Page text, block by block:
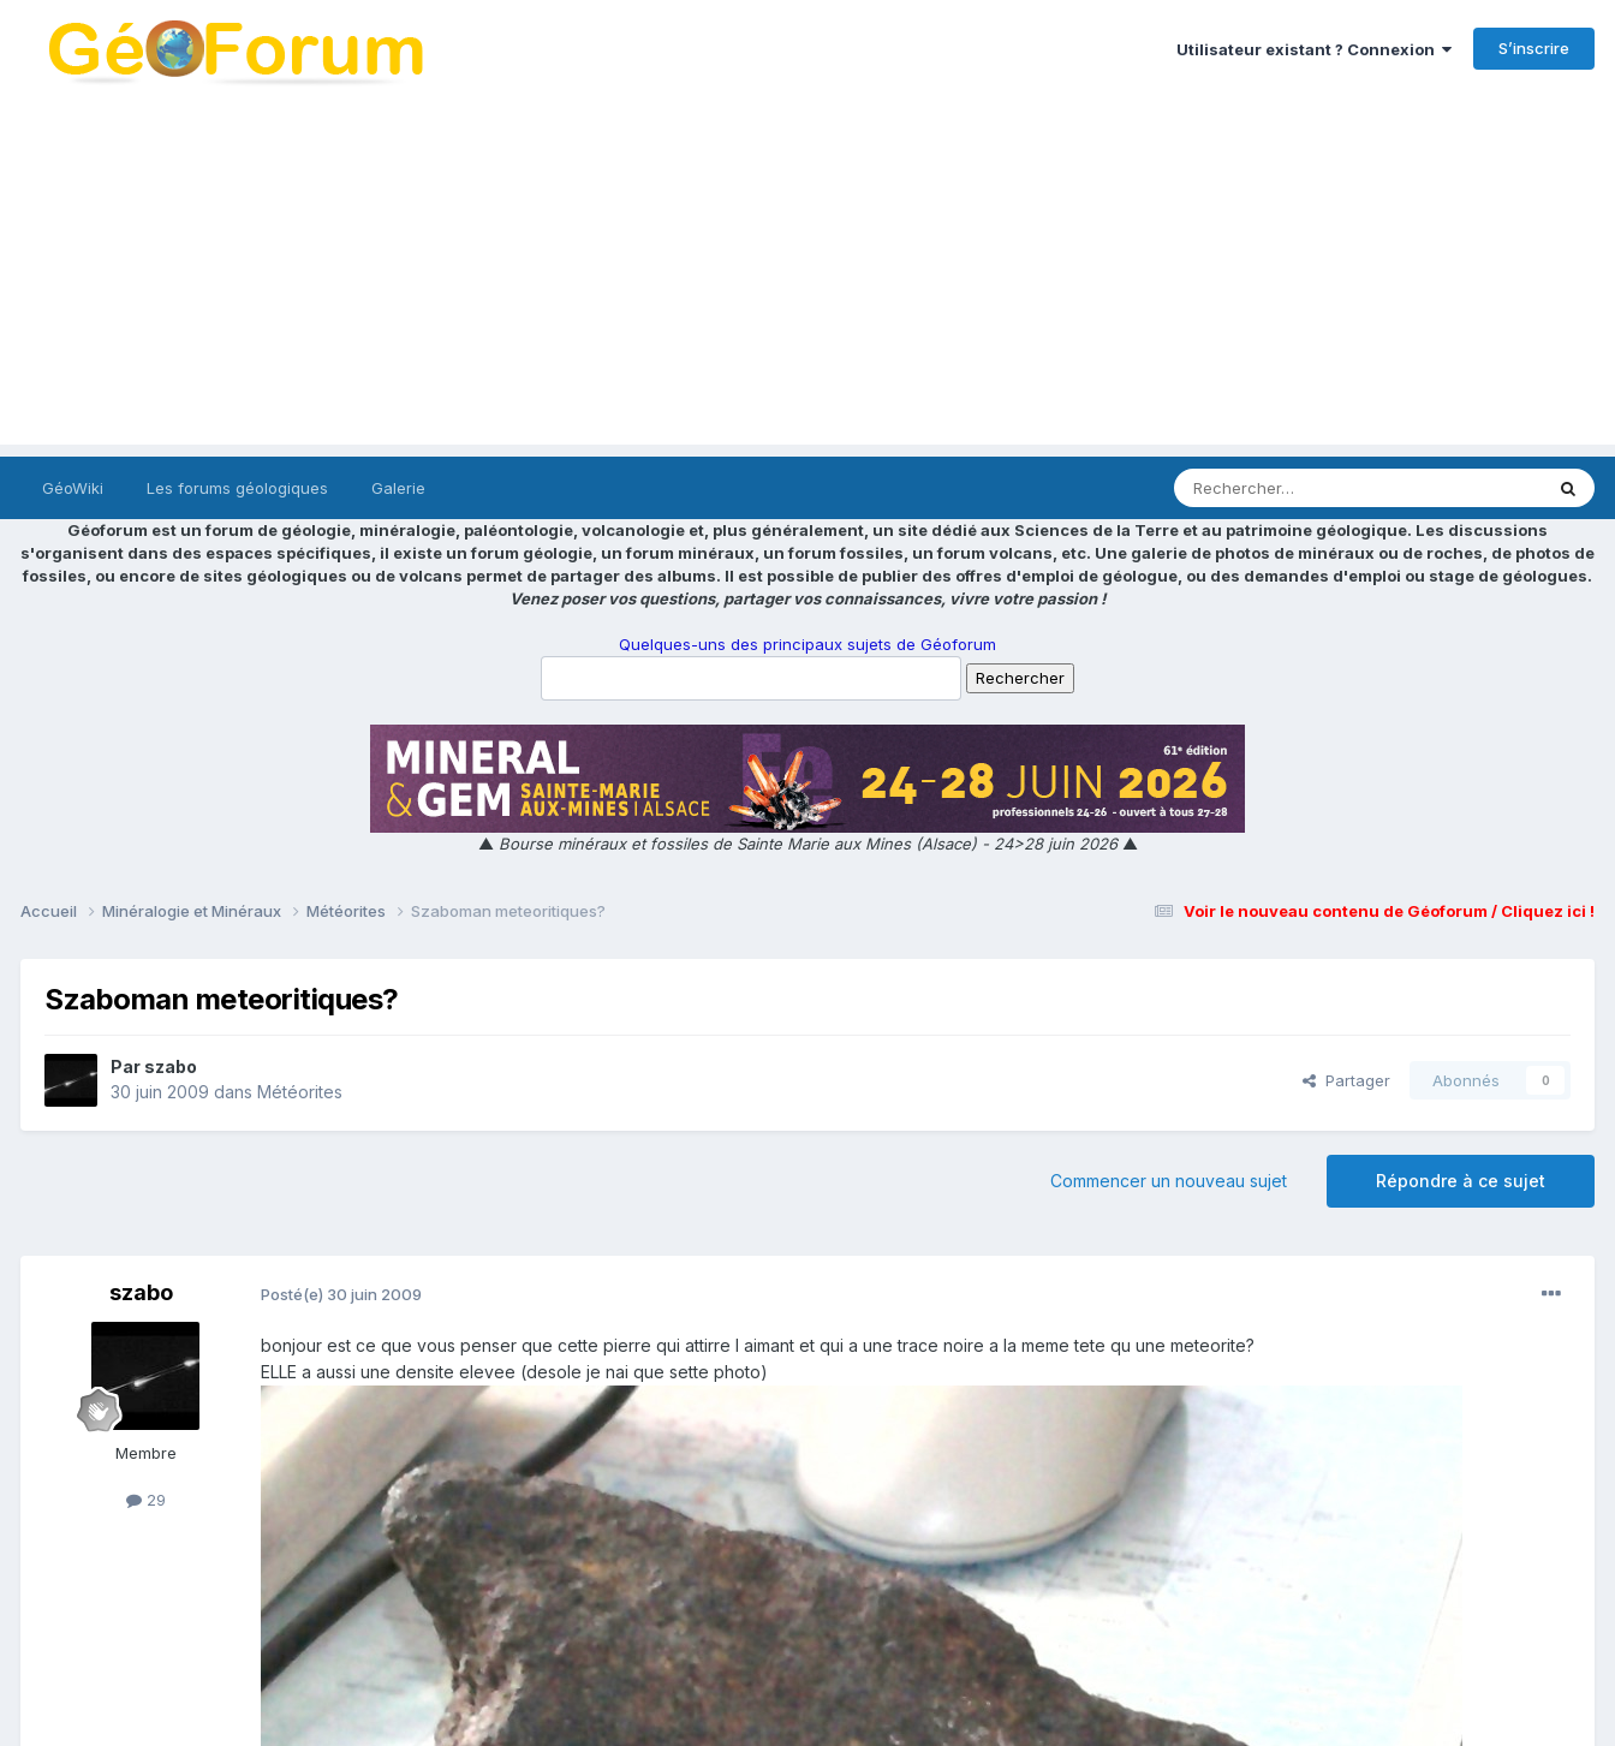
Utilisateur existant ? Connexion S’inscrire
GéoWiki Les forums géologiques Galerie
Géoforum est un forum de géologie, minéralogie, paléontologie, volcanologie et, plus généralement, un site dédié aux Sciences de la Terre et au patrimoine géologique. Les discussions
s'organisent dans des espaces spécifiques, il existe un forum géologie, un forum minéraux, un forum fossiles, un forum volcans, etc. Une galerie de photos de minéraux ou de roches, de photos de
fossiles, ou encore de sites géologiques ou de volcans permet de partager des albums. Il est possible de publier des offres d'emploi de géologue, ou des demandes d'emploi ou stage de géologues.
Venez poser vos questions, partager vos connaissances, vivre votre passion !
Quelques-uns des principaux sujets de Géoforum
▲ Bourse minéraux et fossiles de Sainte Marie aux Mines (Alsace) - 24>28 juin 2026▲
Voir le nouveau contenu de Géoforum / Cliquez ici !
Accueil Minéralogie et Minéraux Météorites Szaboman meteoritiques?
Szaboman meteoritiques?
Par szabo
30 juin 2009 dans Météorites
Partager Abonnés 0
Répondre à ce sujet
Commencer un nouveau sujet
szabo
Membre
29
Posté(e) 30 juin 2009
bonjour est ce que vous penser que cette pierre qui attirre l aimant et qui a une trace noire a la meme tete qu une meteorite?
ELLE a aussi une densite elevee (desole je nai que sette photo)